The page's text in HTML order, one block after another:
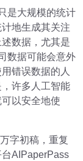
是大规模的统计
地生成其关注
数据，尤其是
数据可能会意外
错误数据的人
许多人工智能
以安全地使
字初稿，重复
AIPaperPass